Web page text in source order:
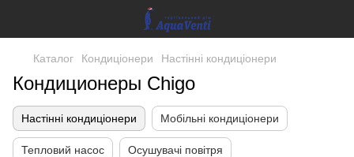
Каталог Кондиціонери Настінні кондиціонери
Кондиционеры Сhigo
Настінні кондиціонери Мобільні кондиціонери
Тепловий насос Осушувачі повітря